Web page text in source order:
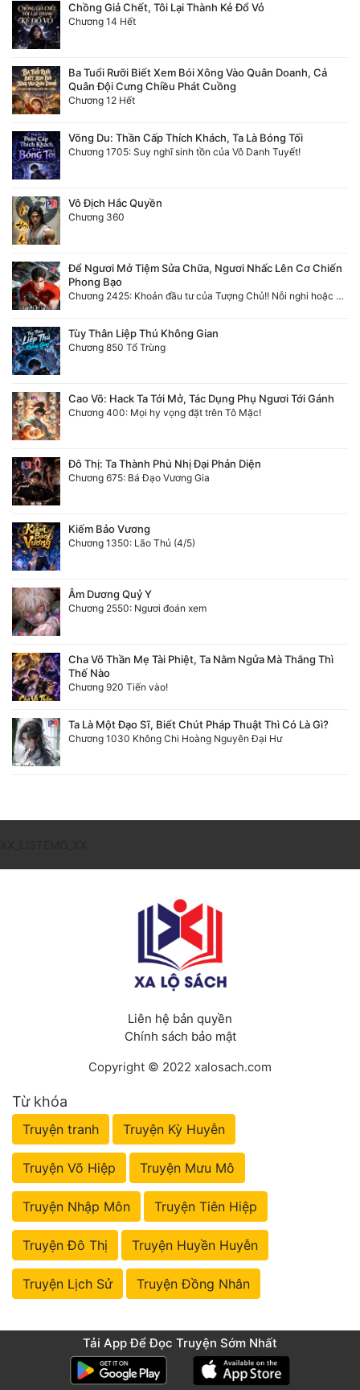
Chồng Giả Chết, Tôi Lại Thành Kẻ Đổ Vỏ
Chương 14 Hết
Ba Tuổi Rưỡi Biết Xem Bói Xông Vào Quân Doanh, Cả
Quân Đội Cưng Chiều Phát Cuồng
Chương 12 Hết
Võng Du: Thần Cấp Thích Khách, Ta Là Bóng Tối
Chương 1705: Suy nghĩ sinh tồn của Vô Danh Tuyết!
Vô Địch Hắc Quyền
Chương 360
Để Ngươi Mở Tiệm Sửa Chữa, Ngươi Nhấc Lên Cơ Chiến
Phong Bạo
Chương 2425: Khoản đầu tư của Tượng Chủ!! Nỗi nghi hoặc của Tô Bạch!
Tùy Thân Liệp Thú Không Gian
Chương 850 Tổ Trùng
Cao Võ: Hack Ta Tới Mở, Tác Dụng Phụ Ngươi Tới Gánh
Chương 400: Mọi hy vọng đặt trên Tô Mặc!
Đô Thị: Ta Thành Phú Nhị Đại Phản Diện
Chương 675: Bá Đạo Vương Gia
Kiếm Bảo Vương
Chương 1350: Lão Thủ (4/5)
Âm Dương Quỷ Y
Chương 2550: Ngươi đoán xem
Cha Võ Thần Mẹ Tài Phiệt, Ta Nằm Ngửa Mà Thắng Thì
Thế Nào
Chương 920 Tiến vào!
Ta Là Một Đạo Sĩ, Biết Chút Pháp Thuật Thì Có Là Gì?
Chương 1030 Không Chi Hoàng Nguyên Đại Hư
Liên hệ bản quyền
Chính sách bảo mật
Copyright © 2022 xalosach.com
Từ khóa
Truyện tranh Truyện Kỳ Huyễn
Truyện Võ Hiệp Truyện Mưu Mô
Truyện Nhập Môn Truyện Tiên Hiệp
Truyện Đô Thị Truyện Huyền Huyễn
Truyện Lịch Sử Truyện Đồng Nhân
Tải App Để Đọc Truyện Sớm Nhất